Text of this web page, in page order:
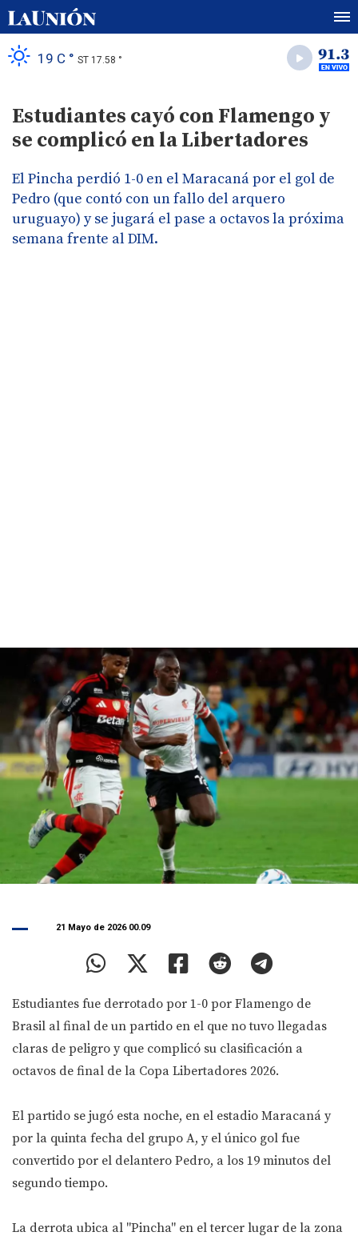
19 C ° ST 17.58 °
Estudiantes cayó con Flamengo y
se complicó en la Libertadores
El Pincha perdió 1-0 en el Maracaná por el gol de
Pedro (que contó con un fallo del arquero
uruguayo) y se jugará el pase a octavos la próxima
semana frente al DIM.
21 Mayo de 2026 00.09
Estudiantes fue derrotado por 1-0 por Flamengo de
Brasil al final de un partido en el que no tuvo llegadas
claras de peligro y que complicó su clasificación a
octavos de final de la Copa Libertadores 2026.
El partido se jugó esta noche, en el estadio Maracaná y
por la quinta fecha del grupo A, y el único gol fue
convertido por el delantero Pedro, a los 19 minutos del
segundo tiempo.
La derrota ubica al "Pincha" en el tercer lugar de la zona